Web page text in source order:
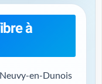
à
en-Dunois